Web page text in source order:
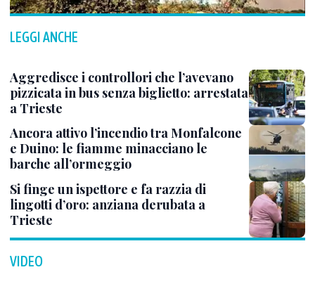
LEGGI ANCHE
Aggredisce i controllori che l’avevano
pizzicata in bus senza biglietto: arrestata
a Trieste
Ancora attivo l’incendio tra Monfalcone
e Duino: le fiamme minacciano le
barche all’ormeggio
Si finge un ispettore e fa razzia di
lingotti d’oro: anziana derubata a
Trieste
VIDEO